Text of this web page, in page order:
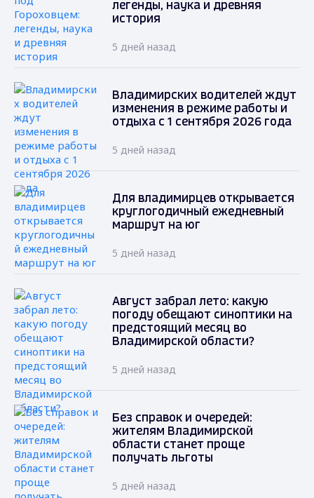
легенды, наука и древняя
история
5 дней назад
Владимирских водителей ждут
изменения в режиме работы и
отдыха с 1 сентября 2026 года
5 дней назад
Для владимирцев открывается
круглогодичный ежедневный
маршрут на юг
5 дней назад
Август забрал лето: какую
погоду обещают синоптики на
предстоящий месяц во
Владимирской области?
5 дней назад
Без справок и очередей:
жителям Владимирской
области станет проще
получать льготы
5 дней назад